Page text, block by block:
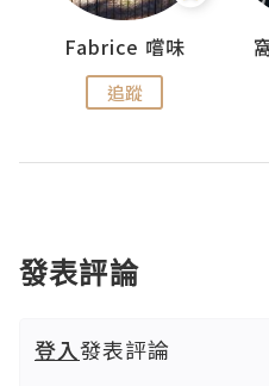
Fabrice 嚐味
追蹤
發表評論
登入發表評論